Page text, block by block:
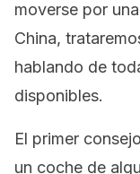
moverse por
China,
hablando de
disponibles.
El primer
un coche de